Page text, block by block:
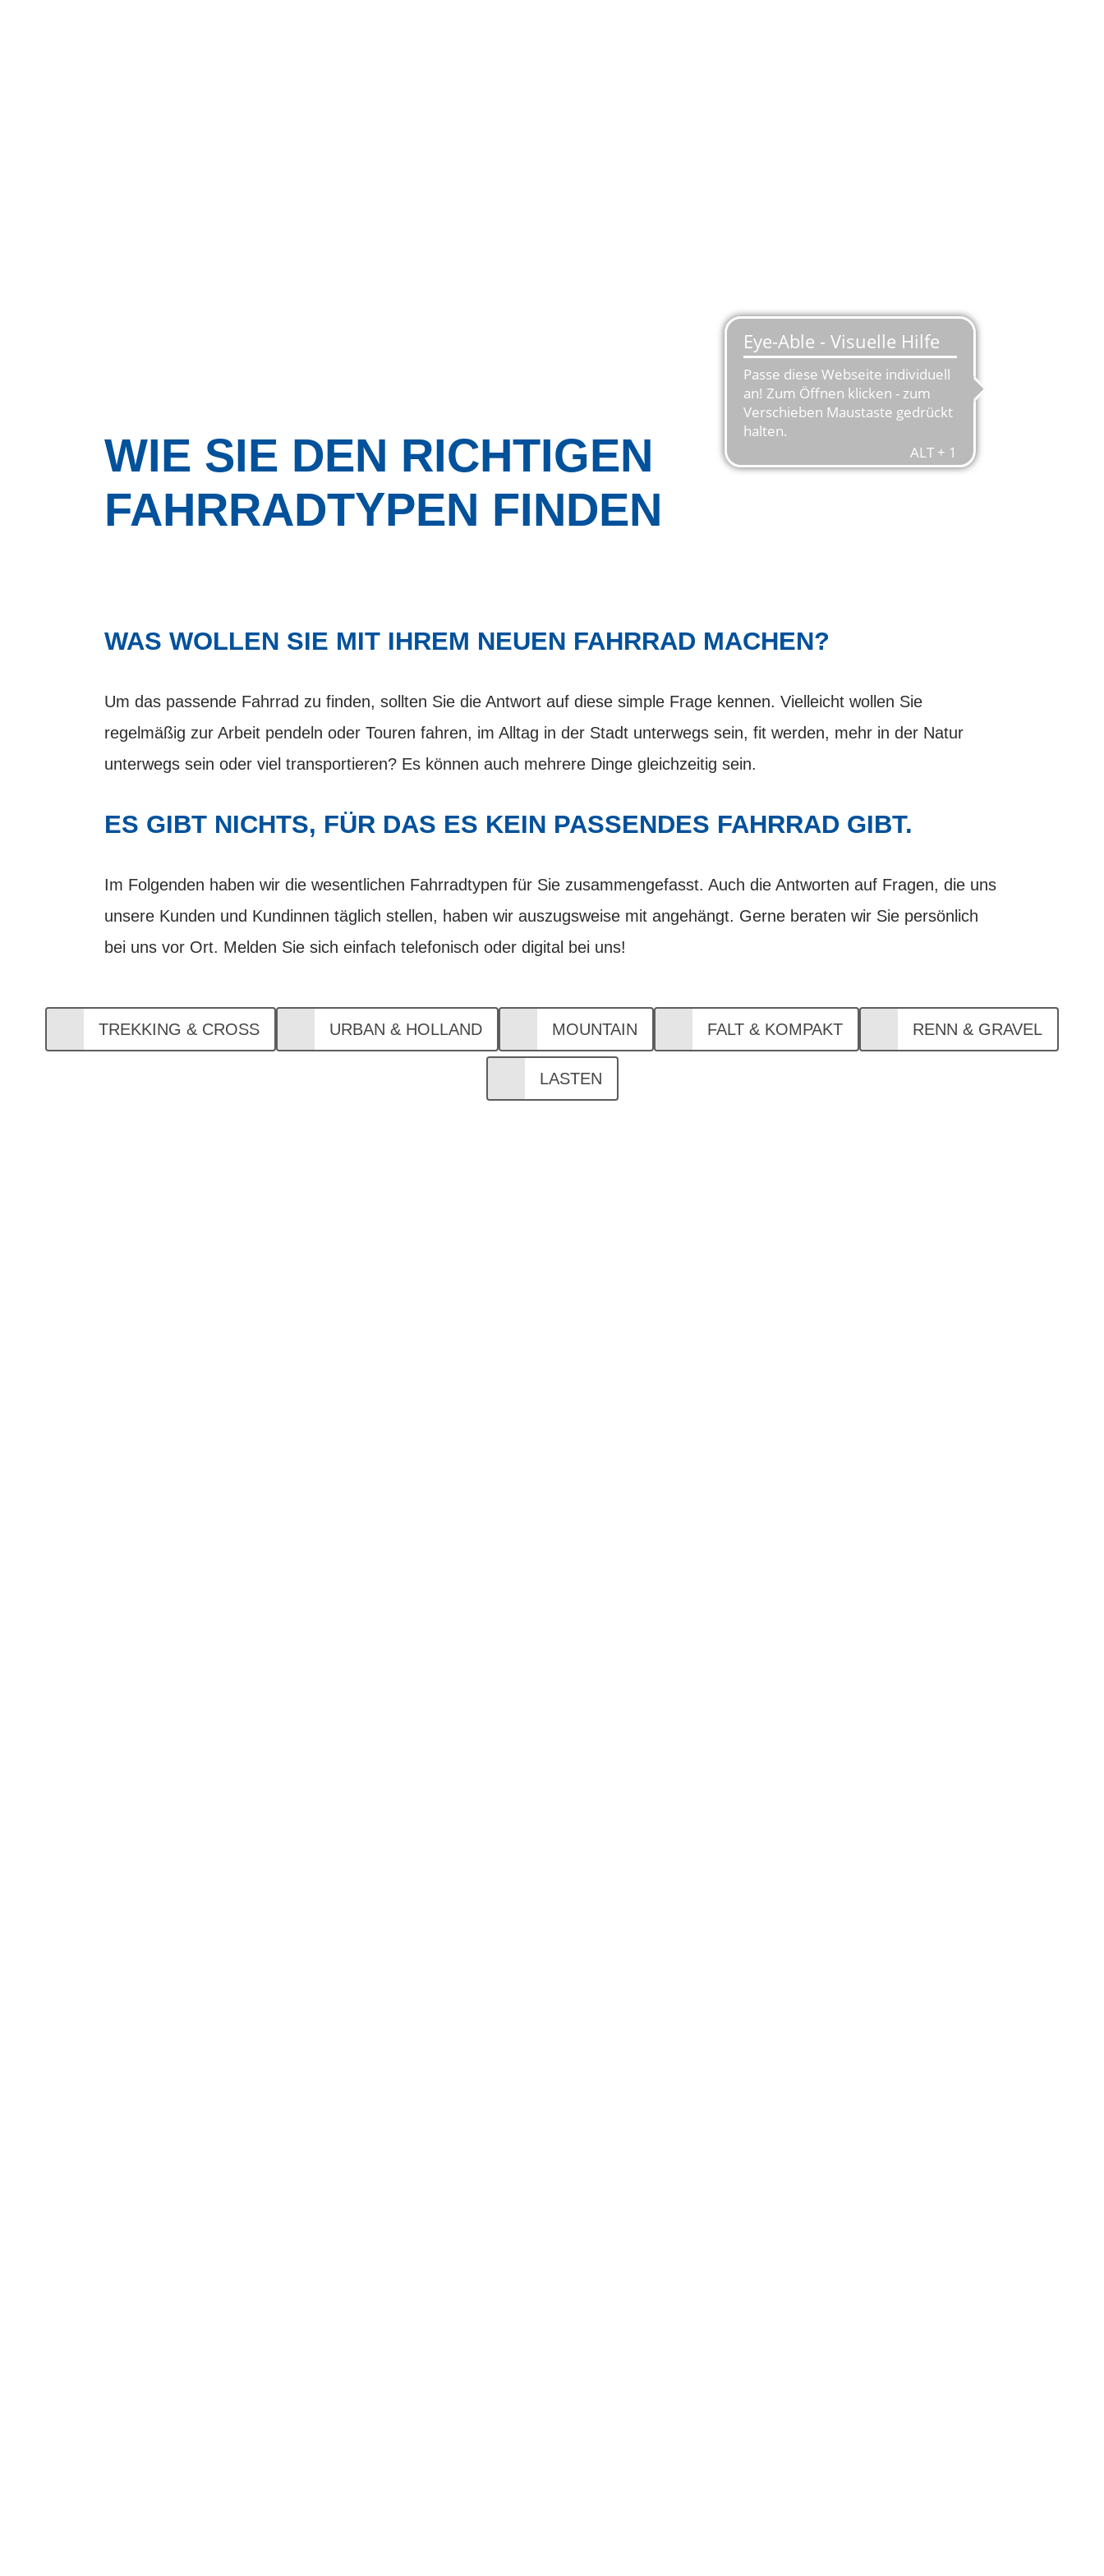
WIE SIE DEN RICHTIGEN
FAHRRADTYPEN FINDEN
WAS WOLLEN SIE MIT IHREM NEUEN FAHRRAD MACHEN?
Um das passende Fahrrad zu finden, sollten Sie die Antwort auf diese simple Frage kennen. Vielleicht wollen Sie
regelmäßig zur Arbeit pendeln oder Touren fahren, im Alltag in der Stadt unterwegs sein, fit werden, mehr in der Natur
unterwegs sein oder viel transportieren? Es können auch mehrere Dinge gleichzeitig sein.
ES GIBT NICHTS, FÜR DAS ES KEIN PASSENDES FAHRRAD GIBT.
Im Folgenden haben wir die wesentlichen Fahrradtypen für Sie zusammengefasst. Auch die Antworten auf Fragen, die uns
unsere Kunden und Kundinnen täglich stellen, haben wir auszugsweise mit angehängt. Gerne beraten wir Sie persönlich
bei uns vor Ort. Melden Sie sich einfach telefonisch oder digital bei uns!
TREKKING & CROSS URBAN & HOLLAND MOUNTAIN FALT & KOMPAKT RENN & GRAVEL
LASTEN